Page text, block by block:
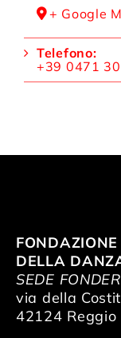
+ Google
Telefono:
+39 0471
DELLA
SEDE
via della
42124